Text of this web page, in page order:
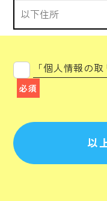
「個人情報の
必須
以